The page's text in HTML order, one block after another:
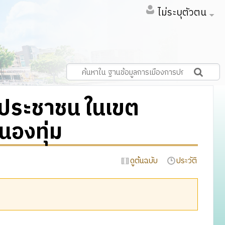
ไม่ระบุตัวตน
ะชาชน ในเขต
องทุ่ม
ดูต้นฉบับ ประวัติ